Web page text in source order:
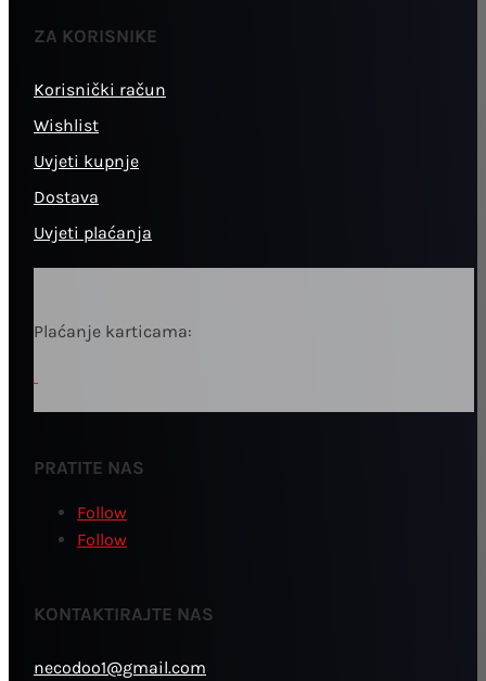
ZA KORISNIKE
Korisnički račun
Wishlist
Uvjeti kupnje
Dostava
Uvjeti plaćanja
Plaćanje karticama:
PRATITE NAS
Follow
Follow
KONTAKTIRAJTE NAS
necodoo1@gmail.com